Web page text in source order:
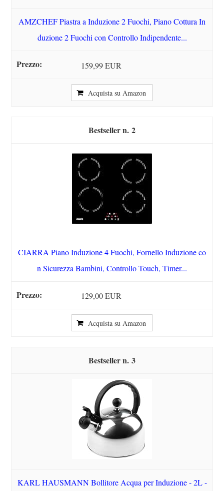
AMZCHEF Piastra a Induzione 2 Fuochi, Piano Cottura In
duzione 2 Fuochi con Controllo Indipendente...
159,99 EUR
Acquista su Amazon
2
CIARRA Piano Induzione 4 Fuochi, Fornello Induzione co
n Sicurezza Bambini, Controllo Touch, Timer...
129,00 EUR
Acquista su Amazon
3
KARL HAUSMANN Bollitore Acqua per Induzione - 2L -